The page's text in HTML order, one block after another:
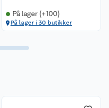
På lager (+100)
På lager i 30 butikker